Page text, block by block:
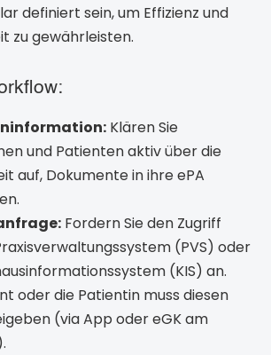
definiert sein, um Effizienz und
zu gewährleisten.
Klären Sie
und Patienten aktiv über die
auf, Dokumente in ihre ePA
Fordern Sie den Zugriff
(PVS) oder
(KIS) an.
oder die Patientin muss diesen
(via App oder eGK am